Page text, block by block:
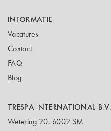
INFORMATIE
Vacatures
Contact
FAQ
Blog
TRESPA INTERNATIONAL B.V.
Wetering 20, 6002 SM